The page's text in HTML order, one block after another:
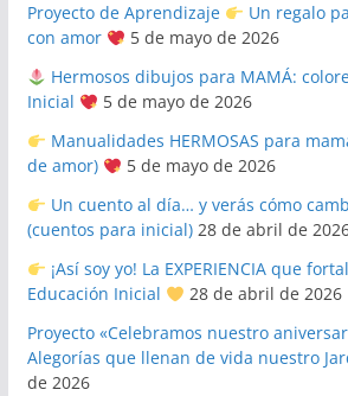
Proyecto de Aprendizaje
Un regalo
con amor
5 de mayo de 2026
Hermosos dibujos para MAMÁ:
Inicial
5 de mayo de 2026
Manualidades HERMOSAS para
de amor)
5 de mayo de 2026
Un cuento al día… y verás cómo
(cuentos para inicial) 28 de abril de
¡Así soy yo! La EXPERIENCIA que
Educación Inicial
28 de abril de 2026
Proyecto «Celebramos nuestro
Alegorías que llenan de vida nuestro
de 2026